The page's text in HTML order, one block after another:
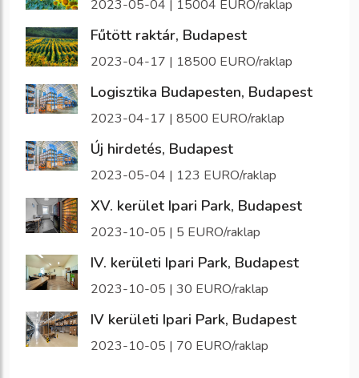
2023-05-04 | 15004 EURO/raklap
Fűtött raktár, Budapest
2023-04-17 | 18500 EURO/raklap
Logisztika Budapesten, Budapest
2023-04-17 | 8500 EURO/raklap
Új hirdetés, Budapest
2023-05-04 | 123 EURO/raklap
XV. kerület Ipari Park, Budapest
2023-10-05 | 5 EURO/raklap
IV. kerületi Ipari Park, Budapest
2023-10-05 | 30 EURO/raklap
IV kerületi Ipari Park, Budapest
2023-10-05 | 70 EURO/raklap